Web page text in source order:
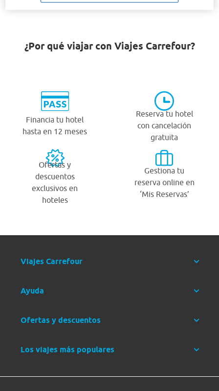
¿Por qué viajar con Viajes Carrefour?
Financia tu hotel
hasta en 12 meses
Reserva tu hotel
con cancelación
gratuita
Ofertas y
descuentos
exclusivos en
hoteles
Gestiona tu
reserva online en
‘Mis Reservas’
Viajes Carrefour
Ayuda
Ofertas y descuentos
Los viajes más populares